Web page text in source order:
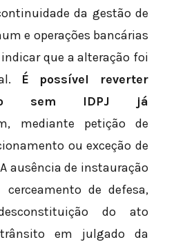
da gestão de
e operações bancárias
que a alteração foi
É possível reverter
sem IDPJ já
mediante petição de
ou exceção de
ausência de instauração
de defesa,
do ato
em julgado da